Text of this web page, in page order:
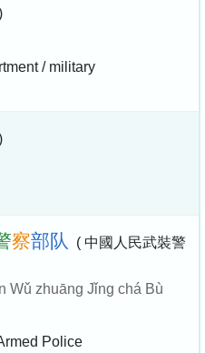
/ military
察部队
( 中國人民武裝警
Wǔ zhuāng Jǐng chá Bù
Police